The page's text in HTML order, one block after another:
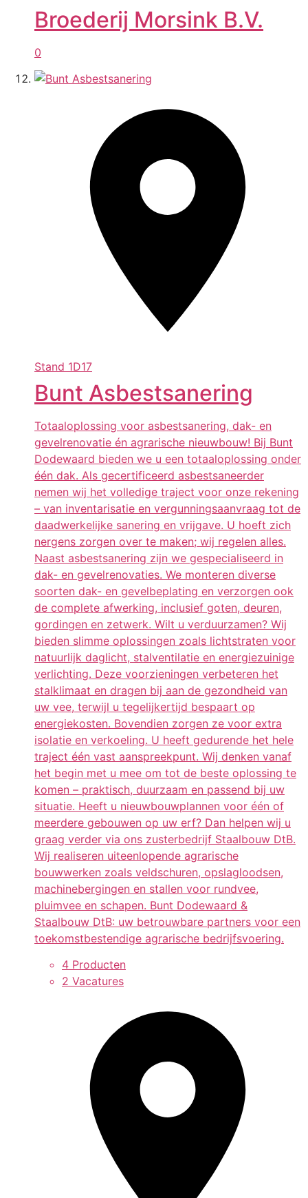
Broederij Morsink B.V.
0
Stand 1D17
Bunt Asbestsanering
Totaaloplossing voor asbestsanering, dak- en
gevelrenovatie én agrarische nieuwbouw! Bij Bunt
Dodewaard bieden we u een totaaloplossing onder
één dak. Als gecertificeerd asbestsaneerder
nemen wij het volledige traject voor onze rekening
– van inventarisatie en vergunningsaanvraag tot de
daadwerkelijke sanering en vrijgave. U hoeft zich
nergens zorgen over te maken; wij regelen alles.
Naast asbestsanering zijn we gespecialiseerd in
dak- en gevelrenovaties. We monteren diverse
soorten dak- en gevelbeplating en verzorgen ook
de complete afwerking, inclusief goten, deuren,
gordingen en zetwerk. Wilt u verduurzamen? Wij
bieden slimme oplossingen zoals lichtstraten voor
natuurlijk daglicht, stalventilatie en energiezuinige
verlichting. Deze voorzieningen verbeteren het
stalklimaat en dragen bij aan de gezondheid van
uw vee, terwijl u tegelijkertijd bespaart op
energiekosten. Bovendien zorgen ze voor extra
isolatie en verkoeling. U heeft gedurende het hele
traject één vast aanspreekpunt. Wij denken vanaf
het begin met u mee om tot de beste oplossing te
komen – praktisch, duurzaam en passend bij uw
situatie. Heeft u nieuwbouwplannen voor één of
meerdere gebouwen op uw erf? Dan helpen wij u
graag verder via ons zusterbedrijf Staalbouw DtB.
Wij realiseren uiteenlopende agrarische
bouwwerken zoals veldschuren, opslagloodsen,
machinebergingen en stallen voor rundvee,
pluimvee en schapen. Bunt Dodewaard &
Staalbouw DtB: uw betrouwbare partners voor een
toekomstbestendige agrarische bedrijfsvoering.
4 Producten
2 Vacatures